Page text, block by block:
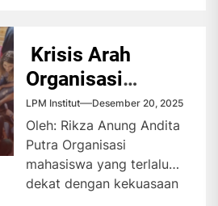
Namun, dalam praktiknya,
kebebasan...
Krisis Arah
Organisasi
Mahasiswa
LPM Institut Desember 20, 2025
Oleh: Rikza Anung Andita
Putra Organisasi
mahasiswa yang terlalu
dekat dengan kekuasaan